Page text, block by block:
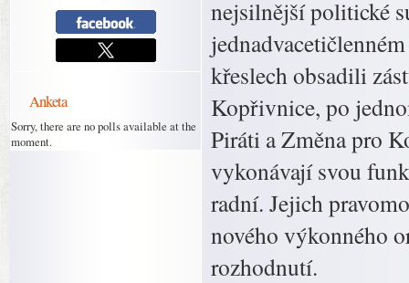
Anketa
Sorry, there are no polls available at the
moment.
nejsilnější politické
křeslech obsadili
Kopřivnice, po
Piráti a Změna pro
vykonávají svou
radní. Jejich
nového výkonného
rozhodnutí.